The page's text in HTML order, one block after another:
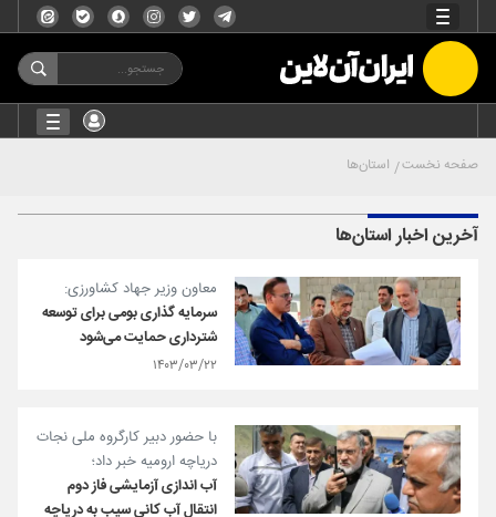
صفحه نخست استان‌ها
آخرین اخبار استان‌ها
معاون وزیر جهاد کشاورزی:
سرمایه گذاری بومی برای توسعه
شترداری حمایت می‌شود
۱۴۰۳/۰۳/۲۲
با حضور دبیر کارگروه ملی نجات
دریاچه ارومیه خبر داد؛
آب اندازی آزمایشی فاز دوم
انتقال آب کانی سیب به دریاچه